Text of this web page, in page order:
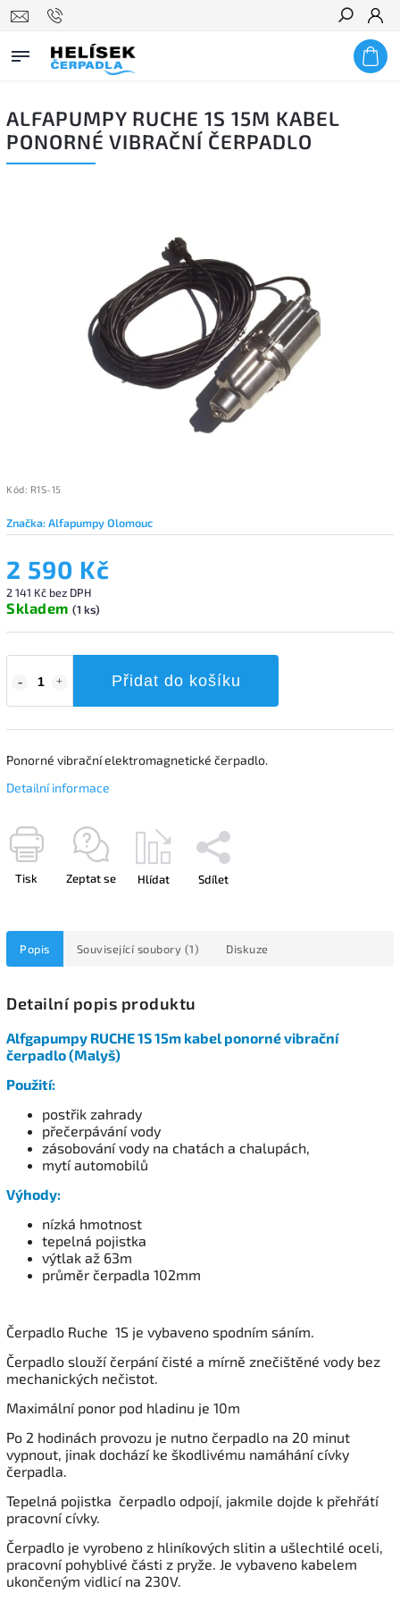
Hledat
ALFAPUMPY RUCHE 1S 15M KABEL
PONORNÉ VIBRAČNÍ ČERPADLO
Kód: R1S-15
Značka:Alfapumpy Olomouc
2 590 Kč
2 141 Kč bez DPH
Skladem (1 ks)
Přidat do košíku
Ponorné vibrační elektromagnetické čerpadlo.
Detailní informace
Tisk Zeptat se Hlídat Sdílet
Popis Související soubory (1) Diskuze
Detailní popis produktu
Alfgapumpy RUCHE 1S 15m kabel ponorné vibrační
čerpadlo (Malyš)
Použití:
postřik zahrady
přečerpávání vody
zásobování vody na chatách a chalupách,
mytí automobilů
Výhody:
nízká hmotnost
tepelná pojistka
výtlak až 63m
průměr čerpadla 102mm
Čerpadlo Ruche 1S je vybaveno spodním sáním.
Čerpadlo slouží čerpání čisté a mírně znečištěné vody bez
mechanických nečistot.
Maximální ponor pod hladinu je 10m
Po 2 hodinách provozu je nutno čerpadlo na 20 minut
vypnout, jinak dochází ke škodlivému namáhání cívky
čerpadla.
Tepelná pojistka čerpadlo odpojí, jakmile dojde k přehřátí
pracovní cívky.
Čerpadlo je vyrobeno z hliníkových slitin a ušlechtilé oceli,
pracovní pohyblivé části z pryže. Je vybaveno kabelem
ukončeným vidlicí na 230V.